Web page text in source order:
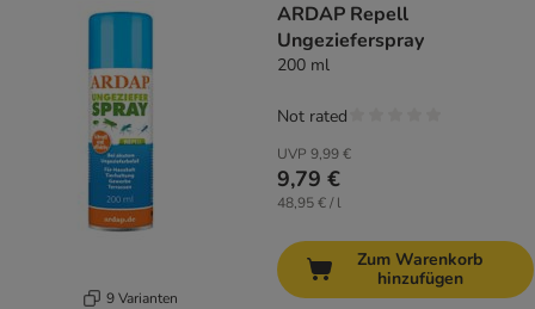
9 Varianten
ARDAP Repell
Ungezieferspray
200 ml
UVP 9,99 €
9,79 €
48,95 € / l
Not rated
Zum Warenkorb
hinzufügen